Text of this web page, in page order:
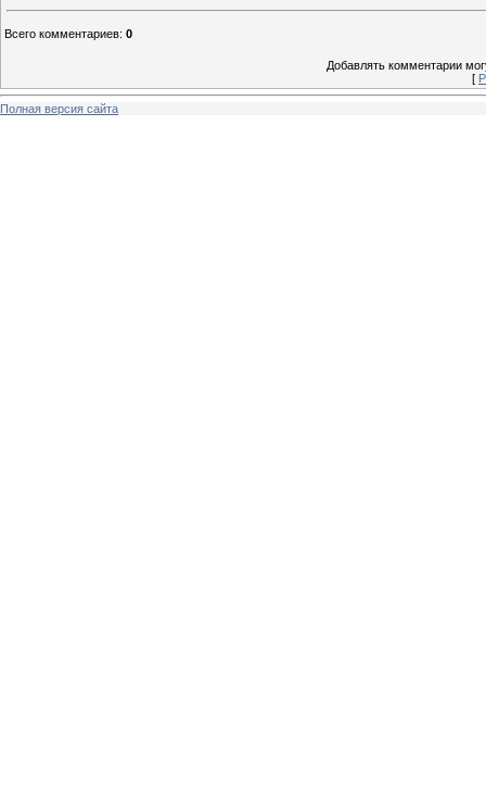
Всего комментариев: 0
Добавлять комментарии
[
Полная версия сайта